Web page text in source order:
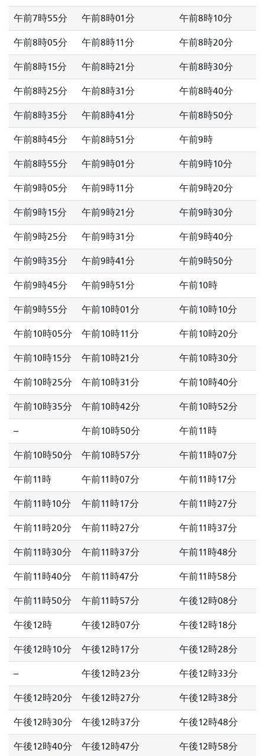
午前7時55分 午前8時01分 午前8時10分
午前8時05分 午前8時11分 午前8時20分
午前8時15分 午前8時21分 午前8時30分
午前8時25分 午前8時31分 午前8時40分
午前8時35分 午前8時41分 午前8時50分
午前8時45分 午前8時51分 午前9時
午前8時55分 午前9時01分 午前9時10分
午前9時05分 午前9時11分 午前9時20分
午前9時15分 午前9時21分 午前9時30分
午前9時25分 午前9時31分 午前9時40分
午前9時35分 午前9時41分 午前9時50分
午前9時45分 午前9時51分 午前10時
午前9時55分 午前10時01分 午前10時10分
午前10時05分 午前10時11分 午前10時20分
午前10時15分 午前10時21分 午前10時30分
午前10時25分 午前10時31分 午前10時40分
午前10時35分 午前10時42分 午前10時52分
-- 午前10時50分 午前11時
午前10時50分 午前10時57分 午前11時07分
午前11時 午前11時07分 午前11時17分
午前11時10分 午前11時17分 午前11時27分
午前11時20分 午前11時27分 午前11時37分
午前11時30分 午前11時37分 午前11時48分
午前11時40分 午前11時47分 午前11時58分
午前11時50分 午前11時57分 午後12時08分
午後12時 午後12時07分 午後12時18分
午後12時10分 午後12時17分 午後12時28分
-- 午後12時23分 午後12時33分
午後12時20分 午後12時27分 午後12時38分
午後12時30分 午後12時37分 午後12時48分
午後12時40分 午後12時47分 午後12時58分